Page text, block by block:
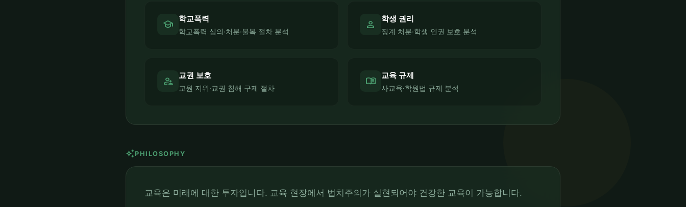
school 학교폭력
학교폭력 심의·처분·불복 절차 분석
person 학생 권리
징계 처분·학생 인권 보호 분석
supervisor_account 교권 보호
교원 지위·교권 침해 구제 절차
menu_book 교육 규제
사교육·학원법 규제 분석
auto_awesomePHILOSOPHY
교육은 미래에 대한 투자입니다. 교육 현장에서 법치주의가 실현되어야 건강한 교육이 가능합니다.